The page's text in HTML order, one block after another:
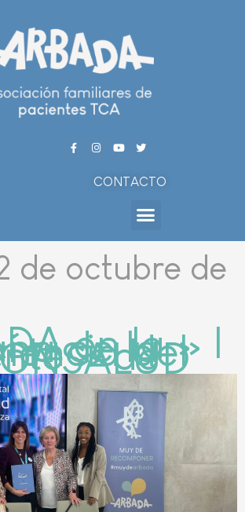
CONTACTO
de octubre de
en la » I
de ladel
» de